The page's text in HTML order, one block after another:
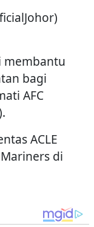
membantu
bagi
AFC
ACLE
di